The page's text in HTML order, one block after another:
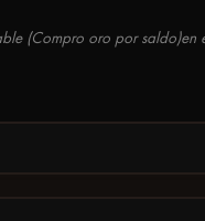
(Compro oro por saldo)en